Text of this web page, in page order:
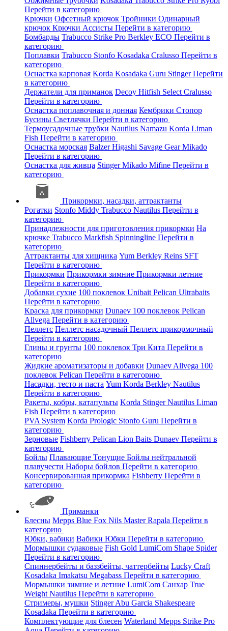
Перейти в категорию
Крючки Офсетный крючок Тройники Одинарный
крючок Крючки Ассисты Перейти в категорию
Бомбарды Trabucco Strike Pro Berkley ECO Перейти в
категорию
Поплавки Trabucco Stonfo Kosadaka Cralusso Перейти в
категорию
Оснастка карповая Korda Kosadaka Guru StingerПерейти
в категорию
Держатели для приманок Decoy Hitfish Select Cralusso
Перейти в категорию
Оснастка поплавочная и донная Кембрики Стопор
Бусины Светлячки Перейти в категорию
Термоусадочные трубки Nautilus Namazu Korda Liman
Fish Перейти в категорию
Оснастка морская BalzerHigashi Savage GearMikado
Перейти в категорию
Оснастка для живца StingerMikado Mifine Перейти в
категорию
Прикормки, насадки, аттрактанты
Рогатки Stonfo Middy Trabucco Nautilus Перейти в
категорию
Принадлежности для приготовления прикормки На
крючке Trabucco Markfish Spinningline Перейти в
категорию
Аттрактанты для хищника Yum Berkley Reins SFT
Перейти в категорию
Прикормки Прикормки зимние Прикормки летние
Перейти в категорию
Добавки сухие 100 поклевок Unibait Pelican Ultrabaits
Перейти в категорию
Краска для прикормки Dunaev 100 поклевок Pelican
Allvega Перейти в категорию
Пеллетс Пеллетс насадочный Пеллетс прикормочный
Перейти в категорию
Глины и грунты 100 поклевок Три Кита Перейти в
категорию
Жидкие ароматизаторы и добавки Dunaev Allvega 100
поклевок Pelican Перейти в категорию
Насадки, тесто и паста Yum Korda Berkley Nautilus
Перейти в категорию
Ракеты, кобры, катапульты Korda StingerNautilus Liman
Fish Перейти в категорию
PVA System Korda Prologic Stonfo Guru Перейти в
категорию
Зерновые Fishberry Pelican Lion Baits Dunaev Перейти в
категорию
Бойлы Плавающие Тонущие Бойлы нейтральной
плавучести Наборы бойлов Перейти в категорию
Консервированная прикормка Fishberry Перейти в
категорию
Приманки
Блесны Mepps Blue Fox Nils MasterRapala Перейти в
категорию
Юбки, вабики Вабики Юбки Перейти в категорию
Мормышки судаковые Fish Gold LumiCom Shape Spider
Перейти в категорию
Спиннербейты и баззбейты, чаттербейты Lucky Craft
Kosadaka Imakatsu Megabass Перейти в категорию
Мормышки зимние и летние LumiCom Санхар True
Weight Nautilus Перейти в категорию
Стримеры, мушки StingerAbu Garcia Shakespeare
Kosadaka Перейти в категорию
Комплектующие для блесен Waterland Mepps Strike Pro